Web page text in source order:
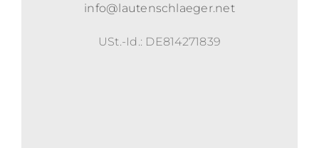
info@lautenschlaeger.net
USt.-Id.: DE814271839